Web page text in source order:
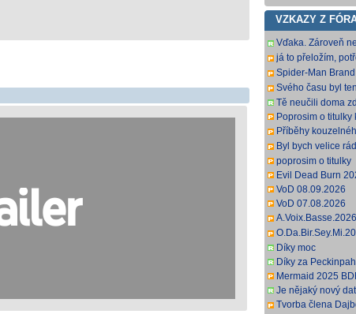
VZKAZY Z
Vďaka. Zároveň
dostanem(e),
tomto web
já to přeložím,
sem rovnou hodim.
Spider-Man
DD2 0 H 264-
Svého času byl
populární, no je
Tě neučili doma
Poprosim o titulky
Příběhy
Movies) jen
Byl bych velice
Děkuji předem
poprosim o titulky
Evil Dead Burn
VoD 08.09.2026
VoD 07.08.2026
anglickej
anglických titulkov.
Díky moc
Díky za
Mermaid 2025
Je nějaký nový
Tvorba člena